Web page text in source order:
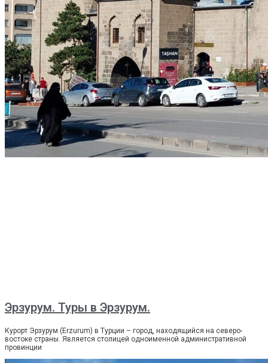
Эрзурум. Туры в Эрзурум.
Курорт Эрзурум (Erzurum) в Турции – город, находящийся на северо-
востоке страны. Является столицей одноименной административной
провинции